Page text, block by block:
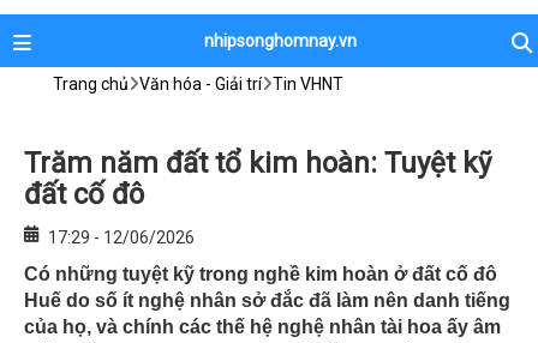
nhipsonghomnay.vn
Trang chủ Văn hóa - Giải trí Tin VHNT
Trăm năm đất tổ kim hoàn: Tuyệt kỹ
đất cố đô
17:29 - 12/06/2026
Có những tuyệt kỹ trong nghề kim hoàn ở đất cố đô
Huế do số ít nghệ nhân sở đắc đã làm nên danh tiếng
của họ, và chính các thế hệ nghệ nhân tài hoa ấy âm